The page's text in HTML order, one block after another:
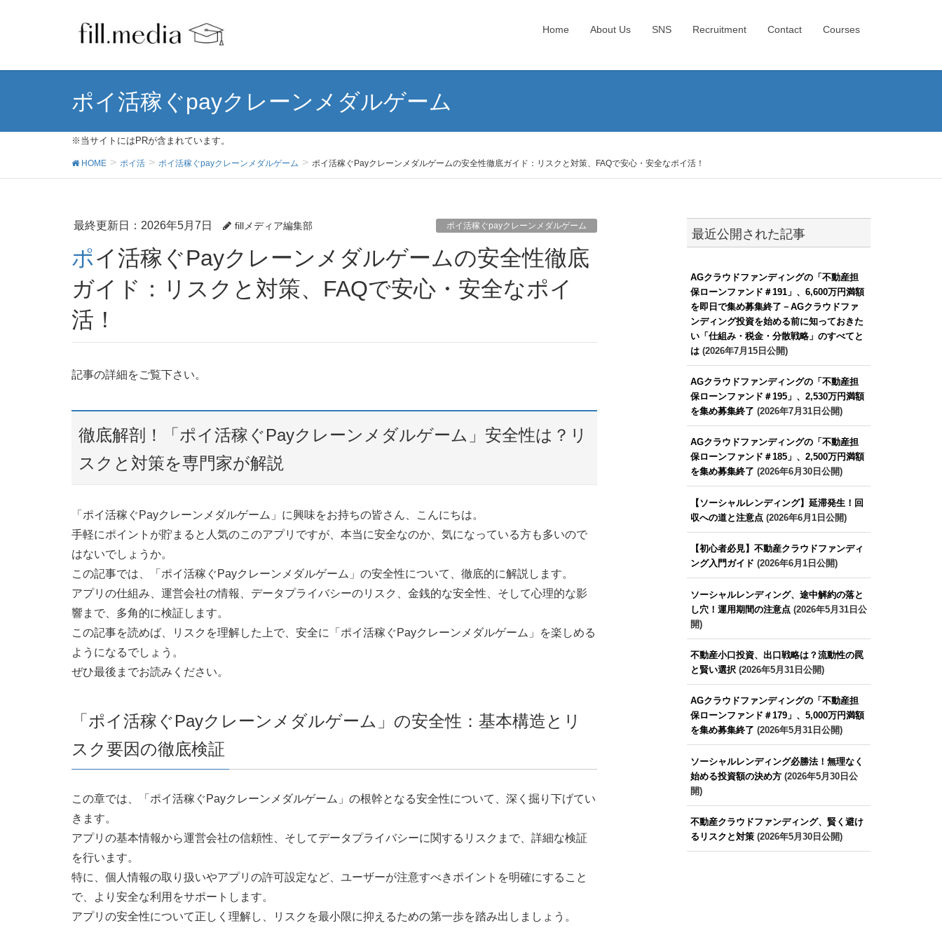
Home About Us SNS Recruitment Contact Courses
ポイ活稼ぐpayクレーンメダルゲーム
※当サイトにはPRが含まれています。
HOME ポイ活 ポイ活稼ぐpayクレーンメダルゲーム ポイ活稼ぐPayクレーンメダルゲームの安全性徹底ガイド：リスクと対策、FAQで安心・安全なポイ活！
最終更新日：2026年5月7日 fillメディア編集部 ポイ活稼ぐpayクレーンメダルゲーム
ポイ活稼ぐPayクレーンメダルゲームの安全性徹底
ガイド：リスクと対策、FAQで安心・安全なポイ
活！
記事の詳細をご覧下さい。
徹底解剖！「ポイ活稼ぐPayクレーンメダルゲーム」安全性は？リ
スクと対策を専門家が解説
「ポイ活稼ぐPayクレーンメダルゲーム」に興味をお持ちの皆さん、こんにちは。
手軽にポイントが貯まると人気のこのアプリですが、本当に安全なのか、気になっている方も多いので
はないでしょうか。
この記事では、「ポイ活稼ぐPayクレーンメダルゲーム」の安全性について、徹底的に解説します。
アプリの仕組み、運営会社の情報、データプライバシーのリスク、金銭的な安全性、そして心理的な影
響まで、多角的に検証します。
この記事を読めば、リスクを理解した上で、安全に「ポイ活稼ぐPayクレーンメダルゲーム」を楽しめる
ようになるでしょう。
ぜひ最後までお読みください。
「ポイ活稼ぐPayクレーンメダルゲーム」の安全性：基本構造とリ
スク要因の徹底検証
この章では、「ポイ活稼ぐPayクレーンメダルゲーム」の根幹となる安全性について、深く掘り下げてい
きます。
アプリの基本情報から運営会社の信頼性、そしてデータプライバシーに関するリスクまで、詳細な検証
を行います。
特に、個人情報の取り扱いやアプリの許可設定など、ユーザーが注意すべきポイントを明確にすること
で、より安全な利用をサポートします。
アプリの安全性について正しく理解し、リスクを最小限に抑えるための第一歩を踏み出しましょう。
最近公開された記事
AGクラウドファンディングの「不動産担
保ローンファンド＃191」、6,600万円満額
を即日で集め募集終了－AGクラウドファ
ンディング投資を始める前に知っておきた
い「仕組み・税金・分散戦略」のすべてと
は(2026年7月15日公開)
AGクラウドファンディングの「不動産担
保ローンファンド＃195」、2,530万円満額
を集め募集終了 (2026年7月31日公開)
AGクラウドファンディングの「不動産担
保ローンファンド＃185」、2,500万円満額
を集め募集終了 (2026年6月30日公開)
【ソーシャルレンディング】延滞発生！回
収への道と注意点(2026年6月1日公開)
【初心者必見】不動産クラウドファンディ
ング入門ガイド (2026年6月1日公開)
ソーシャルレンディング、途中解約の落と
し穴！運用期間の注意点(2026年5月31日公
開)
不動産小口投資、出口戦略は？流動性の罠
と賢い選択(2026年5月31日公開)
AGクラウドファンディングの「不動産担
保ローンファンド＃179」、5,000万円満額
を集め募集終了 (2026年5月31日公開)
ソーシャルレンディング必勝法！無理なく
始める投資額の決め方(2026年5月30日公
開)
不動産クラウドファンディング、賢く避け
るリスクと対策(2026年5月30日公開)